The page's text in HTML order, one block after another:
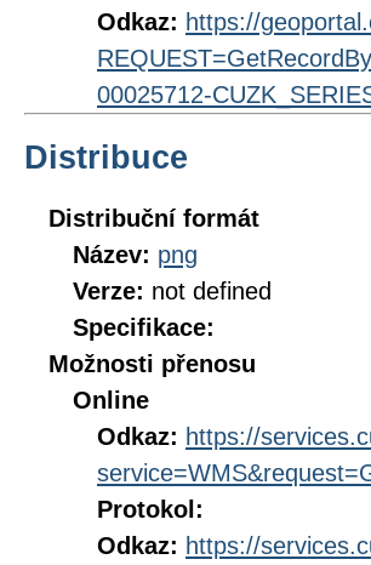
Odkaz: https://
00025712-
Distribuce
Distribuční formát
Název: png
Verze: not defined
Specifikace:
Možnosti přenosu
Online
Odkaz: https://
Protokol:
Odkaz: https://